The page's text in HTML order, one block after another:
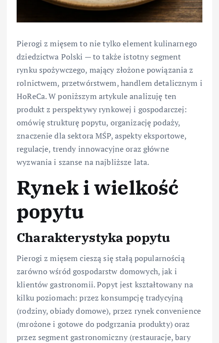
Pierogi z mięsem to nie tylko element kulinarnego
dziedzictwa Polski — to także istotny segment
rynku spożywczego, mający złożone powiązania z
rolnictwem, przetwórstwem, handlem detalicznym i
HoReCa. W poniższym artykule analizuję ten
produkt z perspektywy rynkowej i gospodarczej:
omówię strukturę popytu, organizację podaży,
znaczenie dla sektora MŚP, aspekty eksportowe,
regulacje, trendy innowacyjne oraz główne
wyzwania i szanse na najbliższe lata.
Rynek i wielkość
popytu
Charakterystyka popytu
Pierogi z mięsem cieszą się stałą popularnością
zarówno wśród gospodarstw domowych, jak i
klientów gastronomii. Popyt jest kształtowany na
kilku poziomach: przez konsumpcję tradycyjną
(rodziny, obiady domowe), przez rynek convenience
(mrożone i gotowe do podgrzania produkty) oraz
przez segment gastronomiczny (restauracje, bary